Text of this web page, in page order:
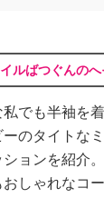
ルばつぐんの
でも半袖を
のタイトな
ションを紹介
しゃれなコ